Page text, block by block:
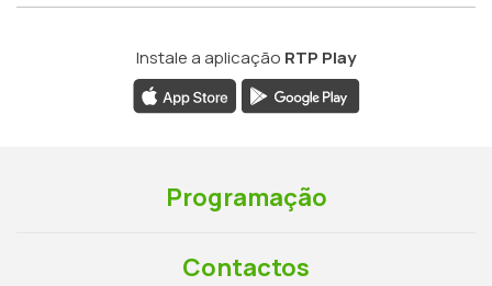
Instale a aplicação RTP Play
Programação
Contactos